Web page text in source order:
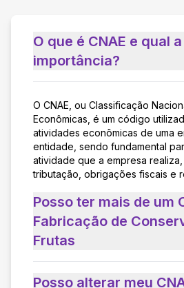
O que é CNAE e qual
importância?
O CNAE, ou Classificação
Econômicas, é um código
atividades econômicas de uma
entidade, sendo fundamental
atividade que a empresa
tributação, obrigações fiscais e
Posso ter mais de um
Fabricação de
Frutas
Posso alterar meu